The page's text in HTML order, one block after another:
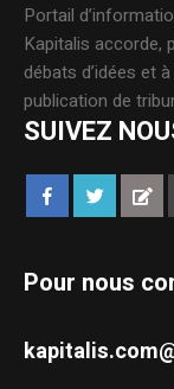
Portail
Kapitalis accorde,
débats d’idées et
publication de
SUIVEZ
Pour nous